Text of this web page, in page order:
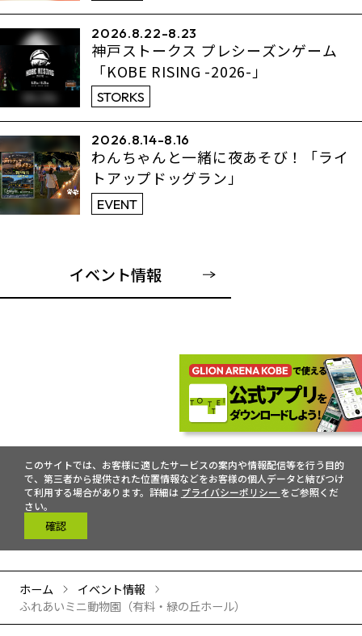
2026.8.22-8.23
神戸ストークス プレシーズンゲーム
「KOBE RISING -2026-」
STORKS
2026.8.14-8.16
わんちゃんと一緒に夜あそび！「ライ
トアップドッグラン」
EVENT
イベント情報
このサイトでは、お客様に適したサービスの案内や情報配信等を行う目的
で、第三者から提供された位置情報などをお客様の個人データと結びつけ
て利用する場合があります。詳細は プライバシーポリシー をご参照くだ
さい。
確認
ホーム
イベント情報
ふれあいミニ動物園（有料・緑の丘ホール）